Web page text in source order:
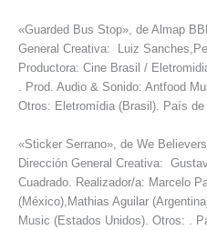
«Guarded Bus Stop», de Almap
General Creativa: Luiz
Productora: Cine Brasil /
. Prod. Audio & Sonido: Antfood
Otros: Eletromídia (Brasil). País
«Sticker Serrano», de We
Dirección General Creativa:
Cuadrado. Realizador/a: Marcelo
(México),Mathias Aguilar
Music (Estados Unidos). Otros: .